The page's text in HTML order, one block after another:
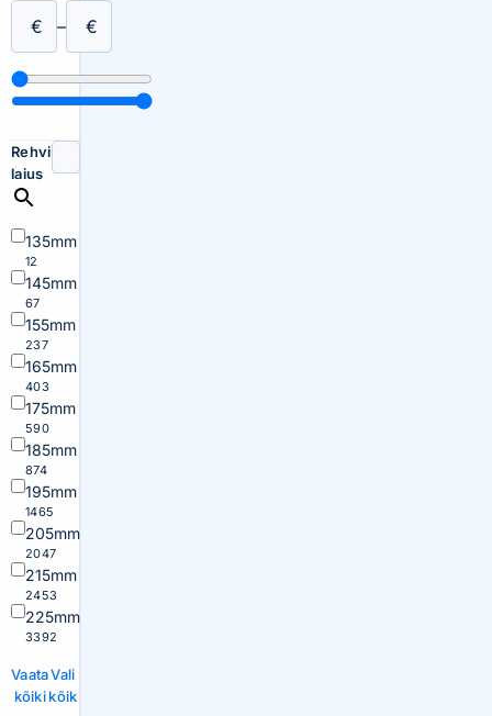
€ – €
Rehvi
laius
135mm
12
145mm
67
155mm
237
165mm
403
175mm
590
185mm
874
195mm
1465
205mm
2047
215mm
2453
225mm
3392
Vaata
kõiki
Vali
kõik